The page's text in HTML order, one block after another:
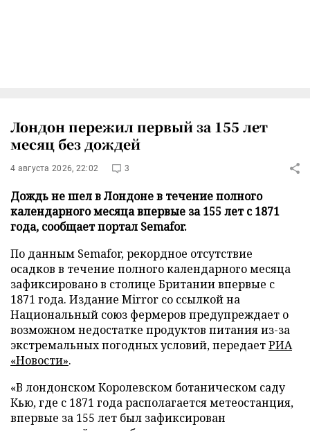
Лондон пережил первый за 155 лет
месяц без дождей
4 августа 2026, 22:02 3
Дождь не шел в Лондоне в течение полного
календарного месяца впервые за 155 лет с 1871
года, сообщает портал Semafor.
По данным Semafor, рекордное отсутствие
осадков в течение полного календарного месяца
зафиксировано в столице Британии впервые с
1871 года. Издание Mirror со ссылкой на
Национальный союз фермеров предупреждает о
возможном недостатке продуктов питания из-за
экстремальных погодных условий, передаетРИА
«Новости».
«В лондонском Королевском ботаническом саду
Кью, где с 1871 года располагается метеостанция,
впервые за 155 лет был зафиксирован